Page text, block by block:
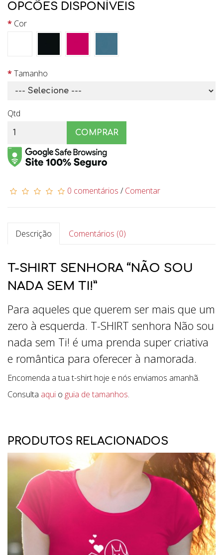
OPCÕES DISPONÍVEIS
Cor
Tamanho
Qtd
COMPRAR
0 comentários /Comentar
Descrição Comentários (0)
T-SHIRT SENHORA “NÃO SOU
NADA SEM TI!”
Para aqueles que querem ser mais que um
zero à esquerda. T-SHIRT senhora Não sou
nada sem Ti! é uma prenda super criativa
e romântica para oferecer à namorada.
Encomenda a tua t-shirt hoje e nós enviamos amanhã.
Consulta aqui o guia de tamanhos.
PRODUTOS RELACIONADOS